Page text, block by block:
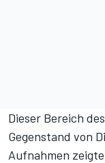
Dieser Bereich
Gegenstand von
Aufnahmen